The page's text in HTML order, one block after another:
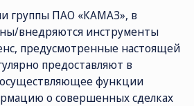
группы ПАО «КАМАЗ», в
внедряются инструменты
предусмотренные настоящей
предоставляют в
функции
о совершенных сделках